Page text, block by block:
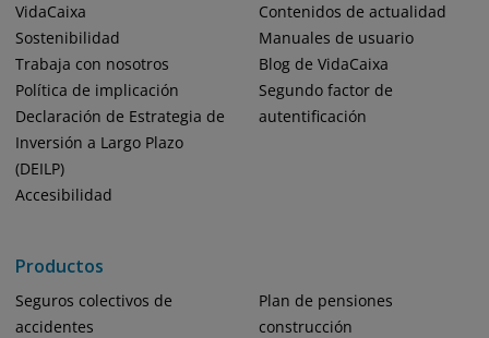
VidaCaixa
Sostenibilidad
Trabaja con nosotros
Política de implicación
Declaración de Estrategia de
Inversión a Largo Plazo
(DEILP)
Accesibilidad
Productos
Seguros colectivos de
accidentes
Plan de pensiones
construcción
Contenidos de actualidad
Manuales de usuario
Blog de VidaCaixa
Segundo factor de
autentificación